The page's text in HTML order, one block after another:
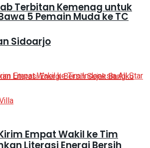
5 Pemain Muda ke TC
Sidoarjo
Empat Wakil ke Tim
Terbitan Kemenag untuk
Literasi Energi Bersih